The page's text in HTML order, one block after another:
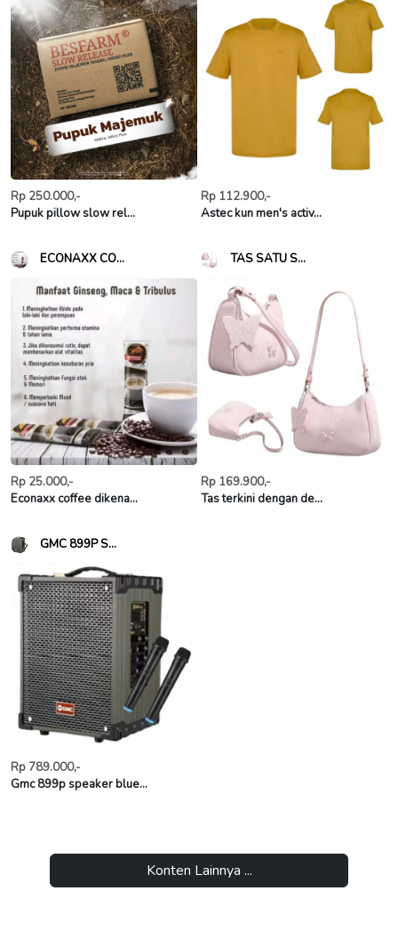
Rp 250.000,-
Pupuk pillow slow rel...
Rp 112.900,-
Astec kun men's activ...
ECONAXX CO...
Rp 25.000,-
Econaxx coffee dikena...
TAS SATU S...
Rp 169.900,-
Tas terkini dengan de...
GMC 899P S...
Rp 789.000,-
Gmc 899p speaker blue...
Konten Lainnya ...